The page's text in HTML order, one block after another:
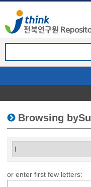
Browsing
or enter first few letters: